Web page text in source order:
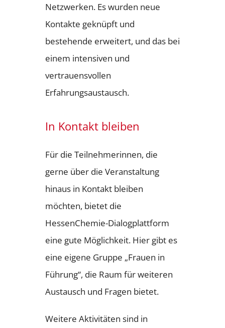
Netzwerken. Es wurden neue
Kontakte geknüpft und
bestehende erweitert, und das bei
einem intensiven und
vertrauensvollen
Erfahrungsaustausch.
In Kontakt bleiben
Für die Teilnehmerinnen, die
gerne über die Veranstaltung
hinaus in Kontakt bleiben
möchten, bietet die
HessenChemie-Dialogplattform
eine gute Möglichkeit. Hier gibt es
eine eigene Gruppe „Frauen in
Führung“, die Raum für weiteren
Austausch und Fragen bietet.
Weitere Aktivitäten sind in